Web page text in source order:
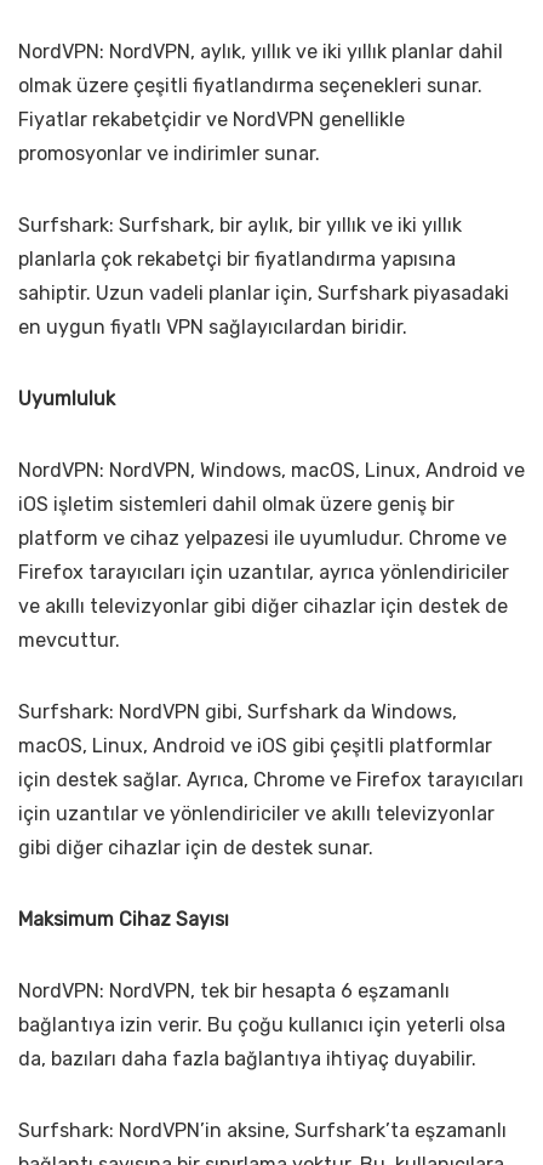
NordVPN: NordVPN, aylık, yıllık ve iki yıllık planlar dahil
olmak üzere çeşitli fiyatlandırma seçenekleri sunar.
Fiyatlar rekabetçidir ve NordVPN genellikle
promosyonlar ve indirimler sunar.
Surfshark: Surfshark, bir aylık, bir yıllık ve iki yıllık
planlarla çok rekabetçi bir fiyatlandırma yapısına
sahiptir. Uzun vadeli planlar için, Surfshark piyasadaki
en uygun fiyatlı VPN sağlayıcılardan biridir.
Uyumluluk
NordVPN: NordVPN, Windows, macOS, Linux, Android ve
iOS işletim sistemleri dahil olmak üzere geniş bir
platform ve cihaz yelpazesi ile uyumludur. Chrome ve
Firefox tarayıcıları için uzantılar, ayrıca yönlendiriciler
ve akıllı televizyonlar gibi diğer cihazlar için destek de
mevcuttur.
Surfshark: NordVPN gibi, Surfshark da Windows,
macOS, Linux, Android ve iOS gibi çeşitli platformlar
için destek sağlar. Ayrıca, Chrome ve Firefox tarayıcıları
için uzantılar ve yönlendiriciler ve akıllı televizyonlar
gibi diğer cihazlar için de destek sunar.
Maksimum Cihaz Sayısı
NordVPN: NordVPN, tek bir hesapta 6 eşzamanlı
bağlantıya izin verir. Bu çoğu kullanıcı için yeterli olsa
da, bazıları daha fazla bağlantıya ihtiyaç duyabilir.
Surfshark: NordVPN’in aksine, Surfshark’ta eşzamanlı